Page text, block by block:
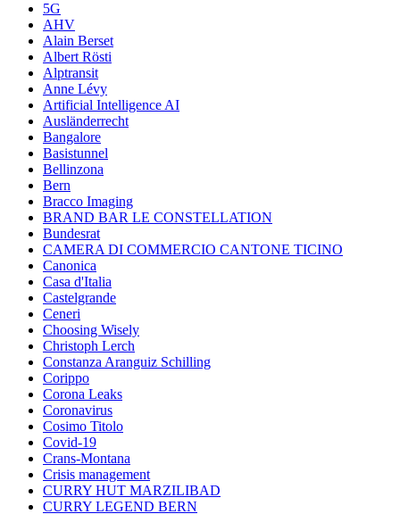
5G
AHV
Alain Berset
Albert Rösti
Alptransit
Anne Lévy
Artificial Intelligence AI
Ausländerrecht
Bangalore
Basistunnel
Bellinzona
Bern
Bracco Imaging
BRAND BAR LE CONSTELLATION
Bundesrat
CAMERA DI COMMERCIO CANTONE TICINO
Canonica
Casa d'Italia
Castelgrande
Ceneri
Choosing Wisely
Christoph Lerch
Constanza Aranguiz Schilling
Corippo
Corona Leaks
Coronavirus
Cosimo Titolo
Covid-19
Crans-Montana
Crisis management
CURRY HUT MARZILIBAD
CURRY LEGEND BERN